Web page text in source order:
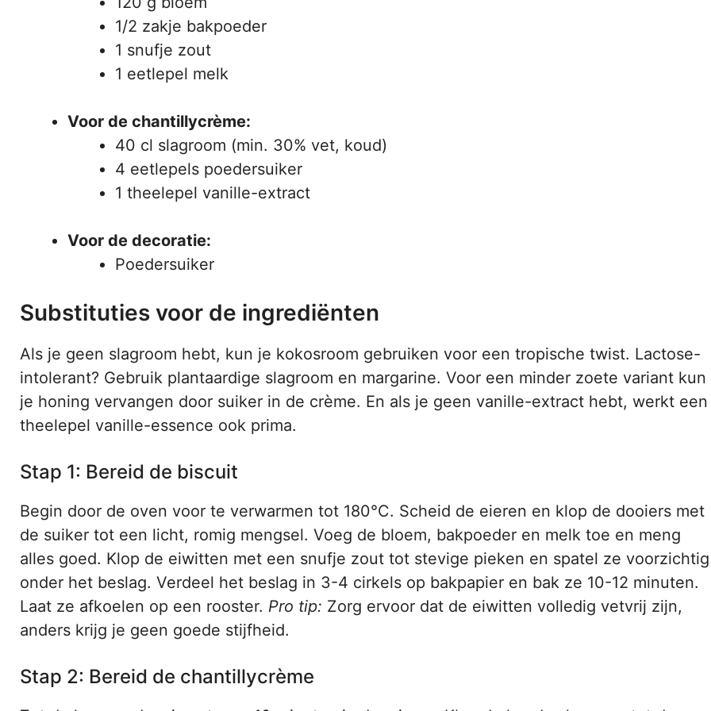
1/2 zakje bakpoeder
1 snufje zout
1 eetlepel melk
Voor de chantillycrème:
40 cl slagroom (min. 30% vet, koud)
4 eetlepels poedersuiker
1 theelepel vanille-extract
Voor de decoratie:
Poedersuiker
Substituties voor de ingrediënten
Als je geen slagroom hebt, kun je kokosroom gebruiken voor een tropische twist. Lactose-
intolerant? Gebruik plantaardige slagroom en margarine. Voor een minder zoete variant kun
je honing vervangen door suiker in de crème. En als je geen vanille-extract hebt, werkt een
theelepel vanille-essence ook prima.
Stap 1: Bereid de biscuit
Begin door de oven voor te verwarmen tot 180°C. Scheid de eieren en klop de dooiers met
de suiker tot een licht, romig mengsel. Voeg de bloem, bakpoeder en melk toe en meng
alles goed. Klop de eiwitten met een snufje zout tot stevige pieken en spatel ze voorzichtig
onder het beslag. Verdeel het beslag in 3-4 cirkels op bakpapier en bak ze 10-12 minuten.
Laat ze afkoelen op een rooster. Pro tip: Zorg ervoor dat de eiwitten volledig vetvrij zijn,
anders krijg je geen goede stijfheid.
Stap 2: Bereid de chantillycrème